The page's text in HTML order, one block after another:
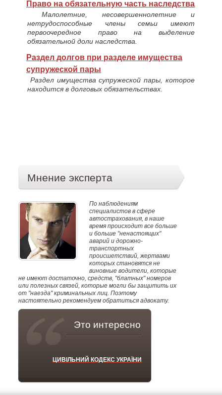
Право на обязательную часть наследства
Малолетние, несовершеннолетние и
нетрудоспособные члены семьи имеют
первоочередное право на выделение
обязательной доли наследства.
Раздел долгов при разделе имущества
супружеской пары
Раздел имущества супружеской пары, которое
находится в долговых обязательствах.
Мнение эксперта
По наблюдениям
специалистов в сфере
автострахования, в наше
время происходит все больше
и больше "ненастоящих"
аварий и дорожно-
транспортных
происшетствий, жертвами
которых становятся не
виновные водители, которые
не имеют достаточно, средств, "блатных" номеров
или полезных связей, которые могли бы защитить их
от "наезда" криминальных лиц. Поэтому
настоятельно рекомендуем обратиться адвокату.
Это интересно
ЦИВІЛЬНИЙ КОДЕКС УКРАЇНИ